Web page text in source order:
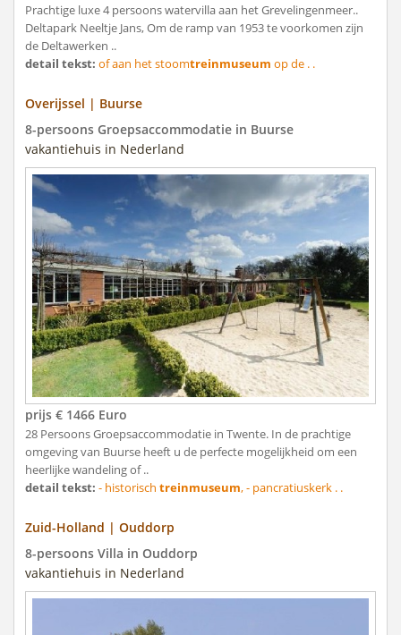
Prachtige luxe 4 persoons watervilla aan het Grevelingenmeer..
Deltapark Neeltje Jans, Om de ramp van 1953 te voorkomen zijn
de Deltawerken ..
detail tekst: of aan het stoomtreinmuseum op de . .
Overijssel | Buurse
8-persoons Groepsaccommodatie in Buurse
vakantiehuis in Nederland
prijs € 1466 Euro
28 Persoons Groepsaccommodatie in Twente. In de prachtige
omgeving van Buurse heeft u de perfecte mogelijkheid om een
heerlijke wandeling of ..
detail tekst: - historisch treinmuseum, - pancratiuskerk . .
Zuid-Holland | Ouddorp
8-persoons Villa in Ouddorp
vakantiehuis in Nederland